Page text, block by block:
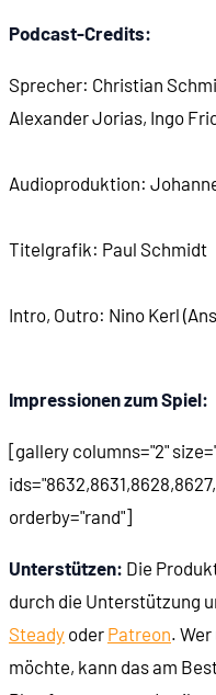
01:39:27 Die
02:04:25
02:11:34
02:13:30 Ein
Podcast-Credits:
Sprecher: Christian
Alexander Jorias, Ingo
Audioproduktion:
Titelgrafik: Paul Schmidt
Intro, Outro: Nino Kerl
Impressionen zum Spiel:
[gallery columns="2"
orderby="rand"]
Unterstützen: Die
durch die Unterstützung
Steady oder Patreon.
möchte, kann das am